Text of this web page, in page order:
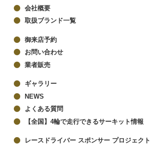
会社概要
取扱ブランド一覧
御来店予約
お問い合わせ
業者販売
ギャラリー
NEWS
よくある質問
【全国】4輪で走行できるサーキット情報
レースドライバー スポンサー プロジェクト